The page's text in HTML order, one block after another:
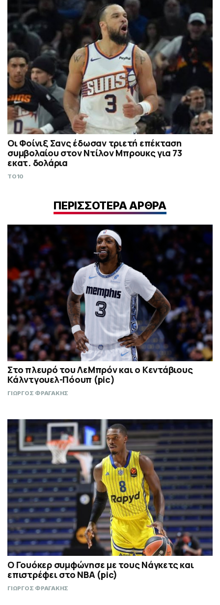
Οι Φοίνιξ Σανς έδωσαν τριετή επέκταση
συμβολαίου στον Ντίλον Μπρουκς για 73
εκατ. δολάρια
TO10
ΠΕΡΙΣΣΟΤΕΡΑ ΑΡΘΡΑ
Στο πλευρό του ΛεΜπρόν και ο Κεντάβιους
Κάλντγουελ-Πόουπ (pic)
ΓΙΩΡΓΟΣ ΦΡΑΓΑΚΗΣ
Ο Γουόκερ συμφώνησε με τους Νάγκετς και
επιστρέφει στο NBA (pic)
ΓΙΩΡΓΟΣ ΦΡΑΓΑΚΗΣ